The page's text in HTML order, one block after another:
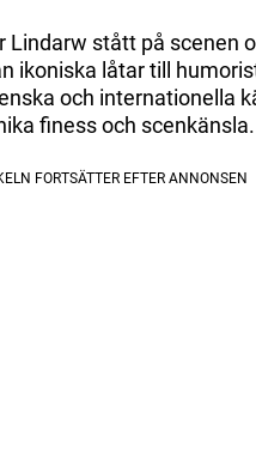
Lindarw stått på scenen
ikoniska låtar till
och internationella
finess och scenkänsla.